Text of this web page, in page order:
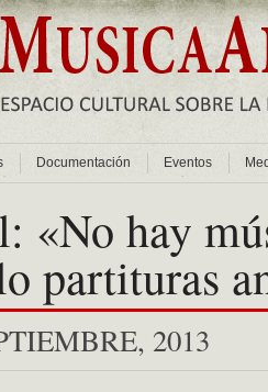
Documentación Eventos
«No hay
partituras
2013